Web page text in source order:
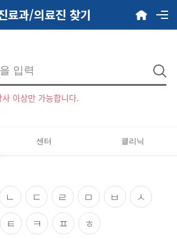
료과/의료진 찾기
이상만 가능합니다.
센터 클리닉
ㄴ ㄷ ㄹ ㅁ ㅂ
ㅅ
ㅌ ㅋ ㅍ ㅎ